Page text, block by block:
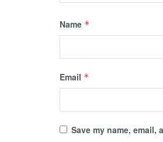
Name *
Email *
Save my name,